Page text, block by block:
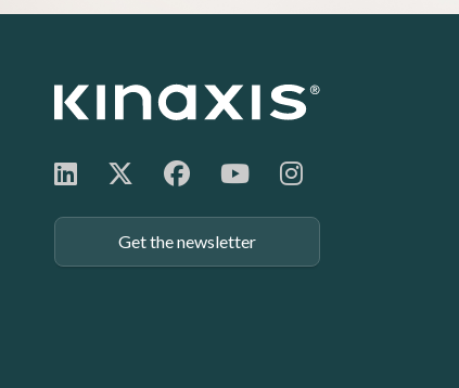
Get the newsletter